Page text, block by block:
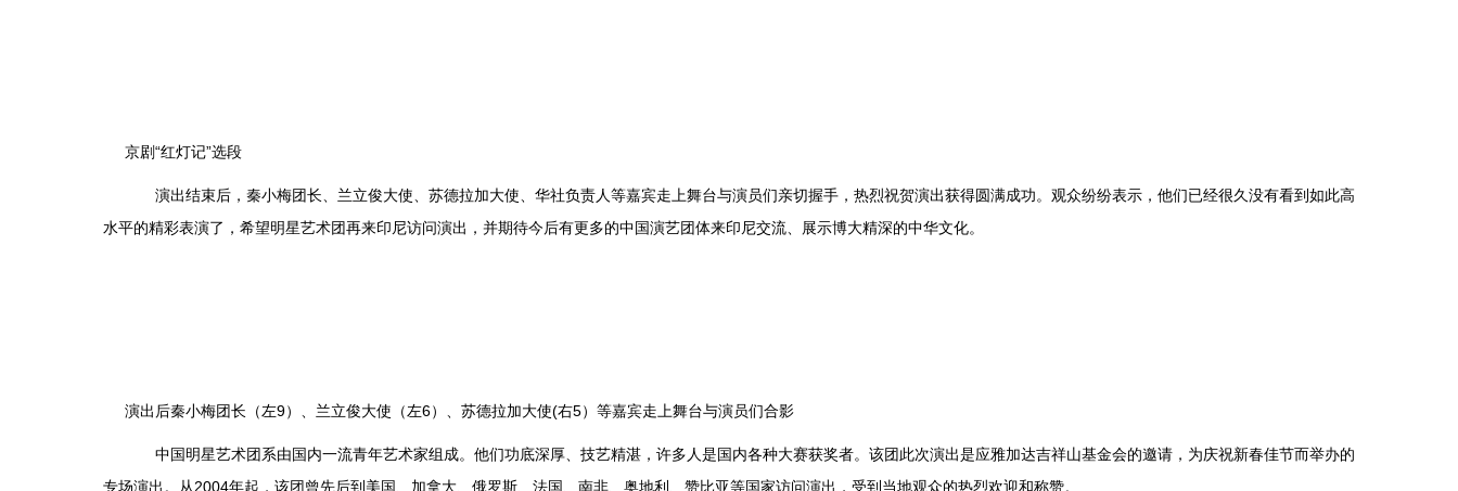
京剧“红灯记”选段
演出结束后，秦小梅团长、兰立俊大使、苏德拉加大使、华社负责人等嘉宾走上舞台与演员们亲切握手，热烈祝贺演出获得圆满成功。观众纷纷表示，他们已经很久没有看到如此高
水平的精彩表演了，希望明星艺术团再来印尼访问演出，并期待今后有更多的中国演艺团体来印尼交流、展示博大精深的中华文化。
演出后秦小梅团长（左9）、兰立俊大使（左6）、苏德拉加大使(右5）等嘉宾走上舞台与演员们合影
中国明星艺术团系由国内一流青年艺术家组成。他们功底深厚、技艺精湛，许多人是国内各种大赛获奖者。该团此次演出是应雅加达吉祥山基金会的邀请，为庆祝新春佳节而举办的
专场演出。从2004年起，该团曾先后到美国、加拿大、俄罗斯、法国、南非、奥地利、赞比亚等国家访问演出，受到当地观众的热烈欢迎和称赞。